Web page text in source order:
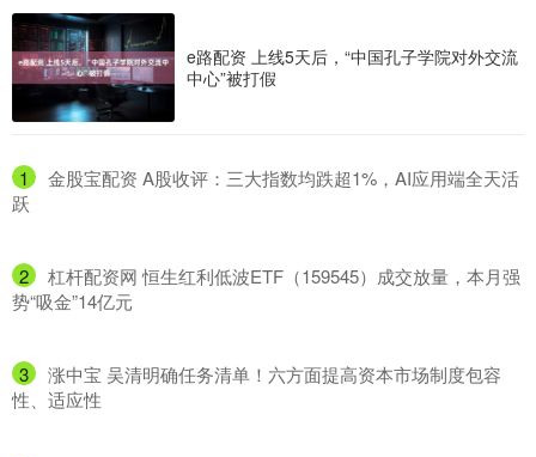
e路配资 上线5天后，“中国孔子学院对外交流
中心”被打假
1
​金股宝配资 A股收评：三大指数均跌超1%，AI应用端全天活
跃
2
​杠杆配资网 恒生红利低波ETF（159545）成交放量，本月强
势“吸金”14亿元
3
​涨中宝 吴清明确任务清单！六方面提高资本市场制度包容
性、适应性